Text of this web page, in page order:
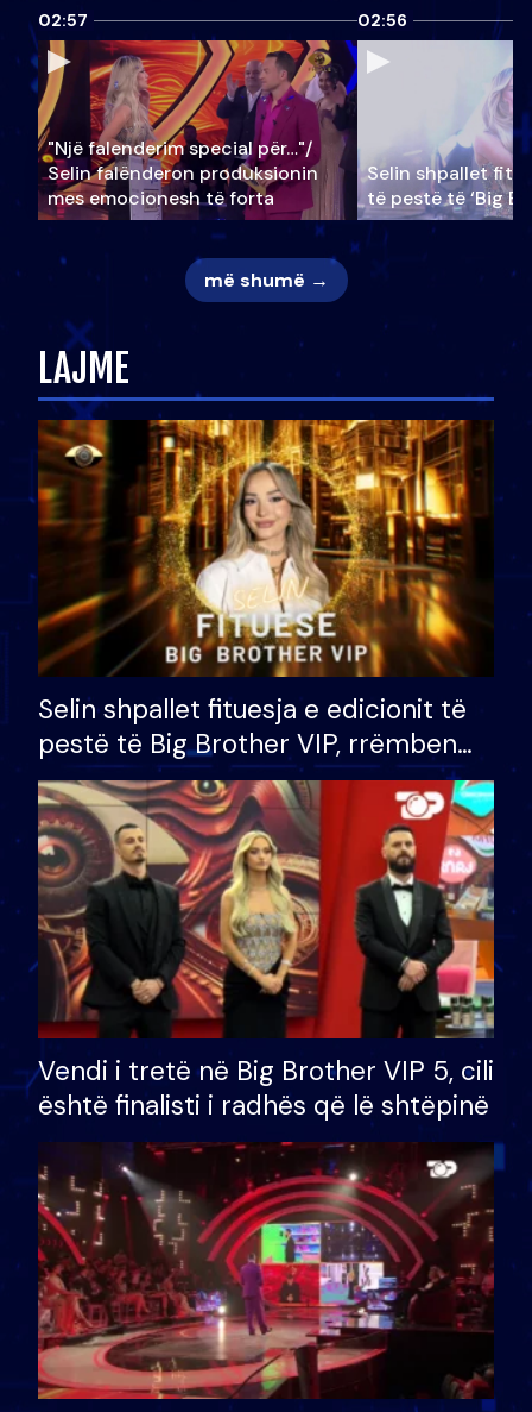
02:57
"Një falenderim special për…"/
Selin falënderon produksionin
mes emocionesh të forta
02:56
Selin shpallet
të pestë të ‘Big
më shumë →
LAJME
Selin shpallet fituesja e edicionit të
pestë të Big Brother VIP, rrëmben
çmimin e madh prej 100 mijë eurosh
Vendi i tretë në Big Brother VIP 5, cili
është finalisti i radhës që lë shtëpinë